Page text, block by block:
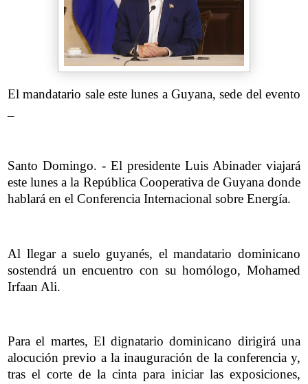
El mandatario sale este lunes a Guyana, sede del evento
Santo Domingo. - El presidente Luis Abinader viajará
este lunes a la República Cooperativa de Guyana donde
hablará en el Conferencia Internacional sobre Energía.
Al llegar a suelo guyanés, el mandatario dominicano
sostendrá un encuentro con su homólogo, Mohamed
Irfaan Ali.
Para el martes, El dignatario dominicano dirigirá una
alocución previo a la inauguración de la conferencia y,
tras el corte de la cinta para iniciar las exposiciones,